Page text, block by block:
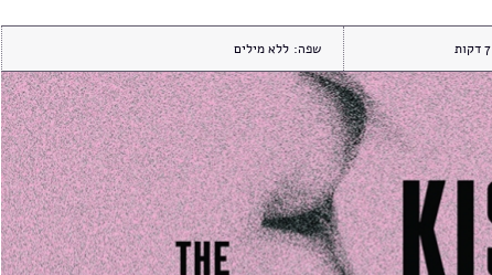
7 שפה:ללא מילים